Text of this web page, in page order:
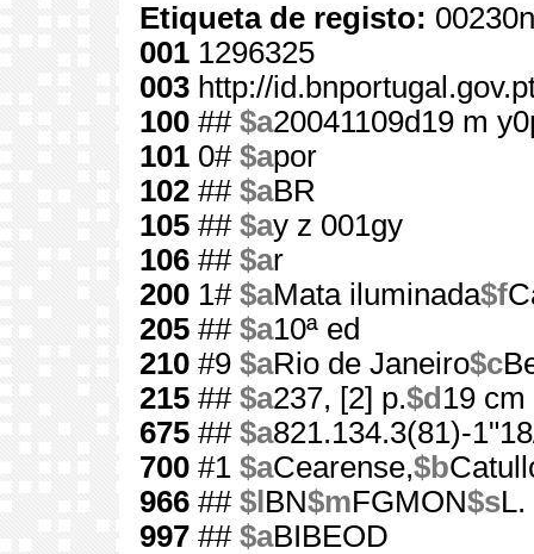
Etiqueta de registo:
001 1296325
003 http://
100 ## $a20041109d19 m
101 0# $apor
102 ## $aBR
105 ## $ay z 001gy
106 ## $ar
200 1# $aMata iluminada$f
205 ## $a10ª ed
210 #9 $aRio de Janeiro$c
215 ## $a237, [2] p.$d 19 cm
675 ## $a821.134.3(81)-
700 #1 $aCearense,$b
966 ## $l BN$mFGMON$sL.
997 ## $aBIBEOD